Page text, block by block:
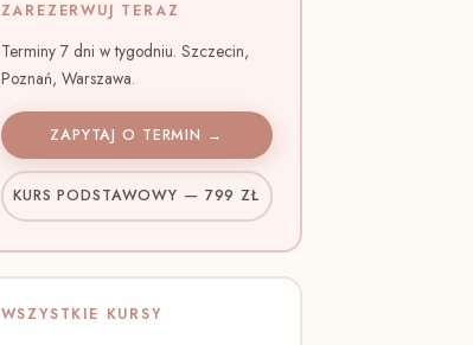
ZAREZERWUJ TERAZ
Terminy 7 dni w tygodniu. Szczecin,
Poznań, Warszawa.
ZAPYTAJ O TERMIN →
KURS PODSTAWOWY — 799 ZŁ
WSZYSTKIE KURSY